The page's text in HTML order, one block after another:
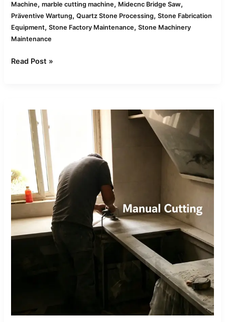
Machine,marble cutting machine, Midecnc Bridge Saw,
Präventive Wartung,Quartz Stone Processing,Stone Fabrication
Equipment,Stone Factory Maintenance,Stone Machinery
Maintenance
Read Post »
Schneiden
CNC-
Brückensäge:
realer
Fabrikvergleich